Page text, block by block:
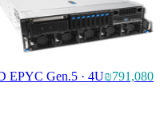
EPYC Gen.5 · 4U₪791,080